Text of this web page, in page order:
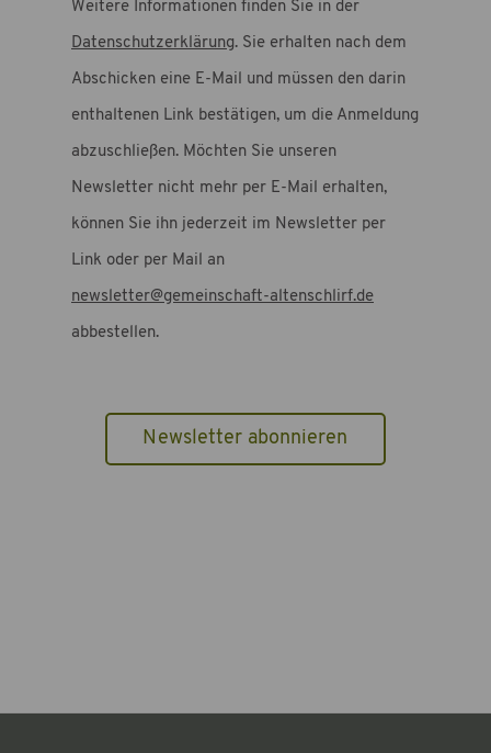
Weitere Informationen finden Sie in der
Datenschutzerklärung. Sie erhalten nach dem
Abschicken eine E-Mail und müssen den darin
enthaltenen Link bestätigen, um die Anmeldung
abzuschließen. Möchten Sie unseren
Newsletter nicht mehr per E-Mail erhalten,
können Sie ihn jederzeit im Newsletter per
Link oder per Mail an
newsletter@gemeinschaft-altenschlirf.de
abbestellen.
Newsletter abonnieren